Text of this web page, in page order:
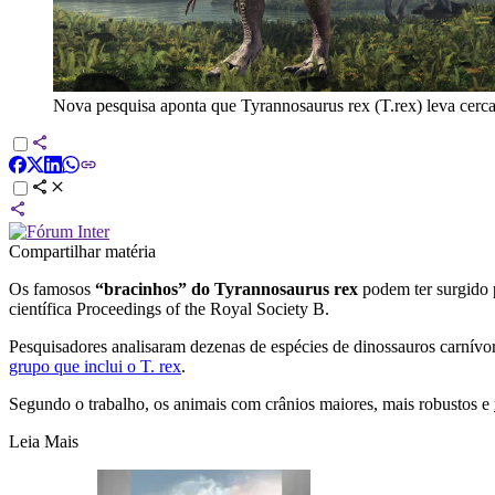
Nova pesquisa aponta que Tyrannosaurus rex (T.rex) leva
Compartilhar matéria
Os famosos “bracinhos” do Tyrannosaurus rex podem ter surgido
científica Proceedings of the Royal Society B.
Pesquisadores analisaram dezenas de espécies de dinossauros
grupo que inclui o T. rex.
Segundo o trabalho, os animais com crânios maiores, mais robustos e
Leia Mais